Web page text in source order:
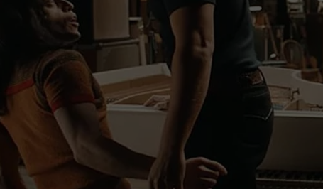
Namira Lee Tzu
aktif dalam aktiviti pemuliharaan alam sekitar.
bermula apabila dipilih untuk Program Kepimpinan Belia
masa tiga minggu di Illinois dan Washington,